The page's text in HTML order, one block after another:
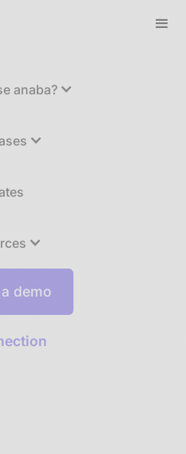
anaba?
demo